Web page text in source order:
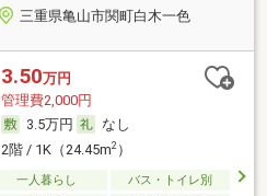
三重県亀山市関町白木一色
3.50万円
管理費2,000円
3.5万円
なし
2階 / 1K（24.45m2）
一人暮らし
バス・トイレ別